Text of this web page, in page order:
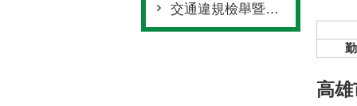
交通違規檢舉暨進度查詢
高